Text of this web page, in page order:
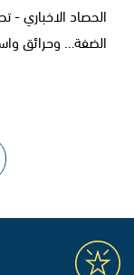
الحصاد الاخباري
الضفة… وحرائق واسعة